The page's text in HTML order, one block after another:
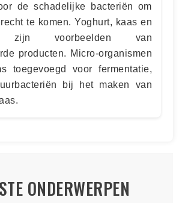
de schadelijke bacteriën om
te komen. Yoghurt, kaas en
zijn voorbeelden van
producten. Micro-organismen
toegevoegd voor fermentatie,
bij het maken van
ONDERWERPEN